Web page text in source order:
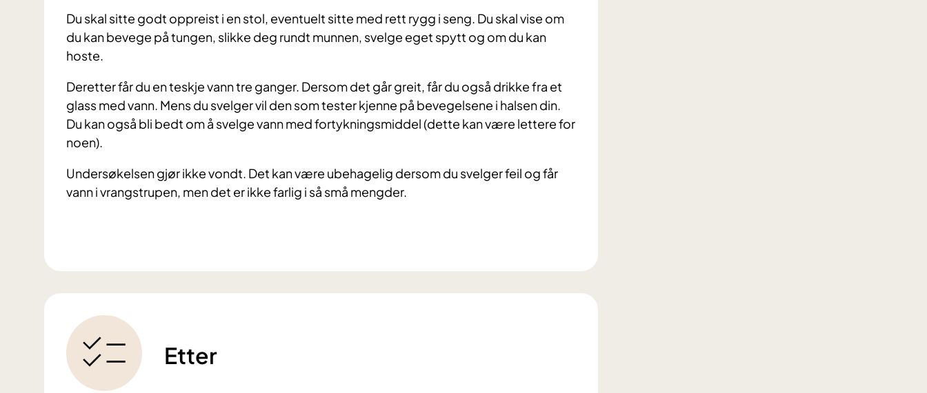
Du skal sitte godt oppreist i en stol, eventuelt sitte med rett rygg i seng. Du skal vise om
du kan bevege på tungen, slikke deg rundt munnen, svelge eget spytt og om du kan
hoste.
Deretter får du en teskje vann tre ganger. Dersom det går greit, får du også drikke fra et
glass med vann. Mens du svelger vil den som tester kjenne på bevegelsene i halsen din.
Du kan også bli bedt om å svelge vann med fortykningsmiddel (dette kan være lettere for
noen).
Undersøkelsen gjør ikke vondt. Det kan være ubehagelig dersom du svelger feil og får
vann i vrangstrupen, men det er ikke farlig i så små mengder.
Etter